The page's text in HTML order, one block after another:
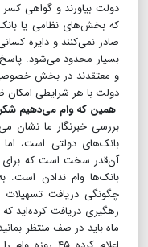
دولت بیاورند و گواهی
که بخش‌های نظامی یا
صادر نمی‌کنند و دایره
بسیار محدود می‌شود.
و معتقدند در بخش خصوصی
دولت با هر شرایطی امکان
همین که وام می‌دهیم
بررسی خبرنگار ما نشان
بانک‌های دولتی است،
آن‌قدر سخت است که برای
بانک‌ها وام ندادن است.
چگونگی دریافت تسهیلات
رهگیری دریافت کرده‌اید
ماه باید در صف منتظر